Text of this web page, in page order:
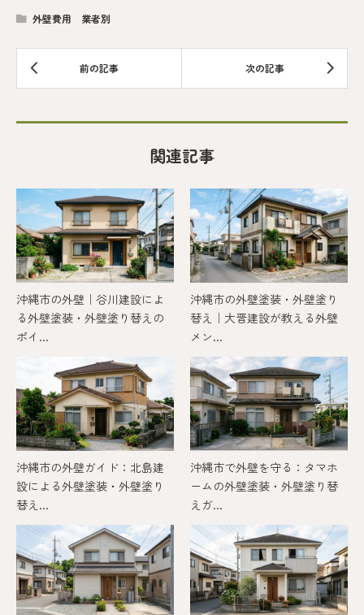
外壁費用 業者別
関連記事
沖縄市の外壁｜谷川建設によ
る外壁塗装・外壁塗り替えの
ポイ...
沖縄市の外壁塗装・外壁塗り
替え｜大晋建設が教える外壁
メン...
沖縄市の外壁ガイド：北島建
設による外壁塗装・外壁塗り
替え...
沖縄市で外壁を守る：タマホ
ームの外壁塗装・外壁塗り替
えガ...